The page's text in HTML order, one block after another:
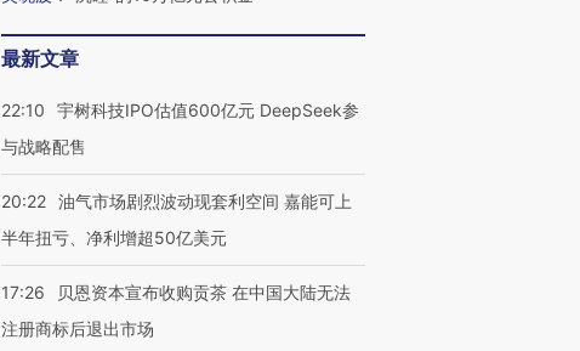
最新文章
22:10
宇树科技IPO估值600亿元 DeepSeek参
与战略配售
20:22 油气市场剧烈波动现套利空间 嘉能可上
半年扭亏、净利增超50亿美元
17:26
贝恩资本宣布收购贡茶 在中国大陆无法
注册商标后退出市场